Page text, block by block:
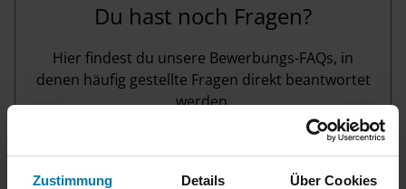
Zustimmung Details Über Cookies
Du hast noch Fragen?
Hier findest du unsere Bewerbungs-FAQs, in
denen häufig gestellte Fragen direkt beantwortet
werden.